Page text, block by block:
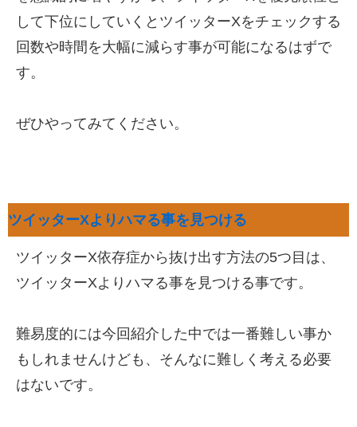
して下位にしていくとツイッターXをチェックする
回数や時間を大幅に減らす事が可能になるはずで
す。
ぜひやってみてください。
ツイッターXよりハマる事を見つける
ツイッターX依存症から抜け出す方法の5つ目は、
ツイッターXよりハマる事を見つける事です。
難易度的には今回紹介した中では一番難しい事か
もしれませんけども、そんなに難しく考える必要
はないです。